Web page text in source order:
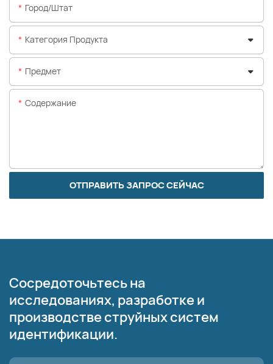
Город/штат
Категория Продукта
Предмет
Содержание
ОТПРАВИТЬ ЗАПРОС СЕЙЧАС
Сосредоточьтесь на
исследованиях, разработке и
производстве струйных систем
идентификации.